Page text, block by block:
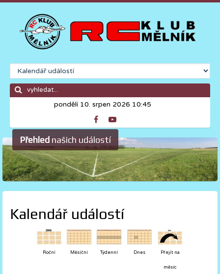
pondělí 10. srpen 2026 10:45
Přehled našich událostí
Kalendář událostí
Roční Měsíční Týdenní Dnes Přejít na
měsíc